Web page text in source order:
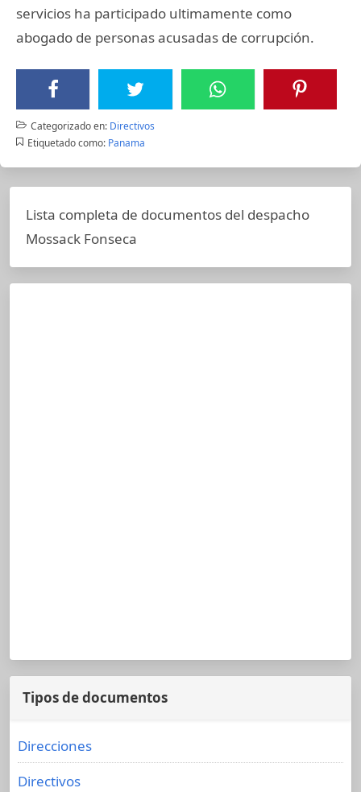
servicios ha participado ultimamente como
abogado de personas acusadas de corrupción.
Categorizado en: Directivos
Etiquetado como: Panama
Lista completa de documentos del despacho
Mossack Fonseca
Tipos de documentos
Direcciones
Directivos